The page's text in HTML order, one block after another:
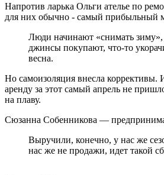
Напротив ларька Ольги ателье по
для них обычно - самый прибыльный
Люди начинают «снимать зиму»,
джинсы покупают, что-то
весна.
Но самоизоляция внесла коррективы.
аренду за этот самый апрель не
на плаву.
Сюзанна Собенникова —
Выручили, конечно, у нас же
нас же не продажи, идет такой